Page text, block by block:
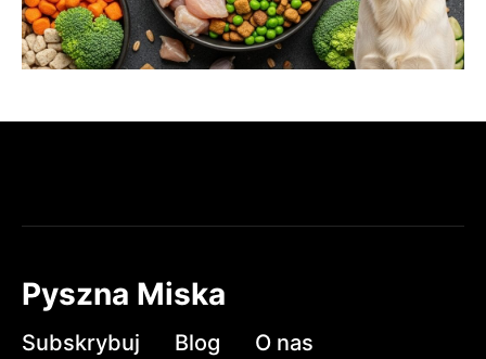
Pyszna Miska
Subskrybuj Blog O nas